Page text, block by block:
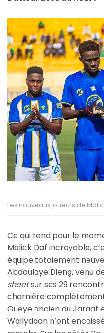
Les nouveaux joueurs de
Ce qui rend pour le
Malick Daf incroyable,
équipe totalement
Abdoulaye Dieng, venu
sheetsur ses 29
charnière
Gueye ancien du Jaraaf
Wallydaan n’ont